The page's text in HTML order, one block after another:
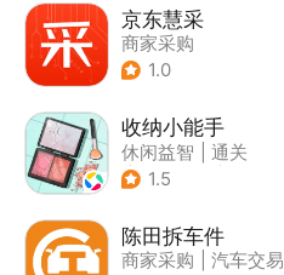
京东慧采
商家采购
1.0
收纳小能手
休闲益智
通关
| 居家生活
1.5
陈田拆车件
商家采购
汽车交易